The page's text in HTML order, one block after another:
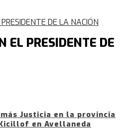
DE LA NACIÓN
EL PRESIDENTE DE
Justicia en la provincia
en Avellaneda